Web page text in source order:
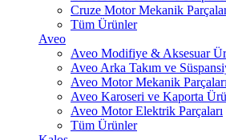
Cruze Motor Mekanik
Tüm Ürünler
Aveo
Aveo Modifiye & Aksesuar
Aveo Arka Takım ve
Aveo Motor Mekanik Parçaları
Aveo Karoseri ve Kaporta
Aveo Motor Elektrik Parçaları
Tüm Ürünler